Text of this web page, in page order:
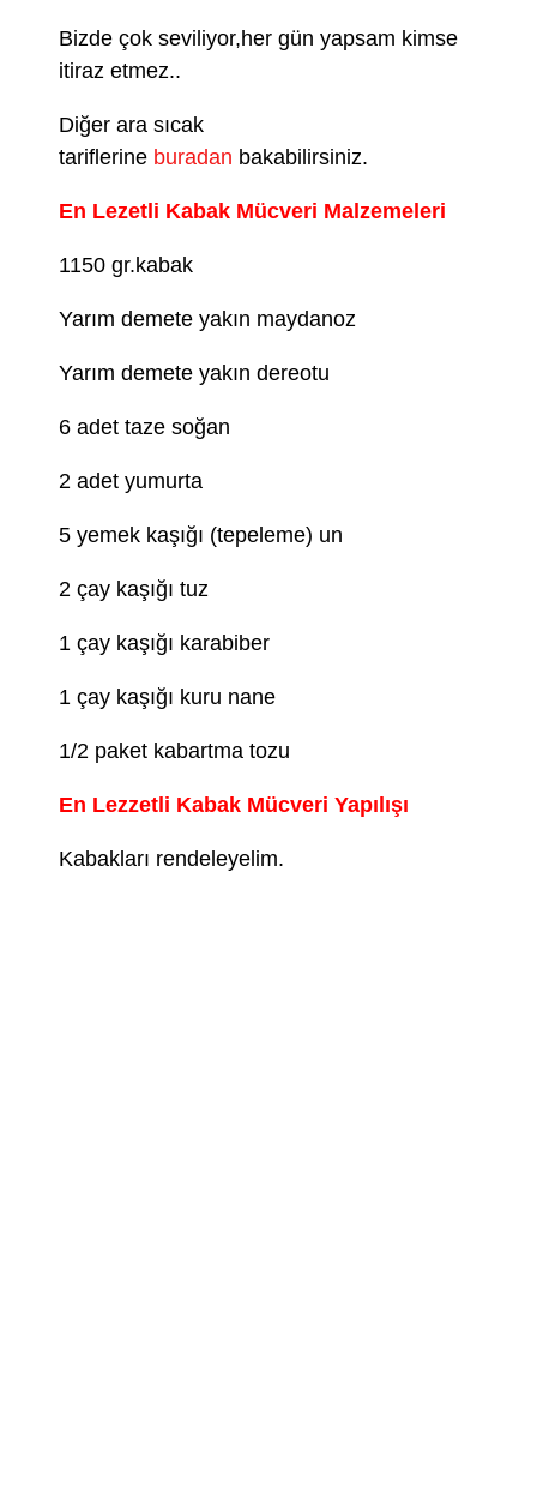
Bizde çok seviliyor,her gün yapsam kimse
itiraz etmez..
Diğer ara sıcak
tariflerine buradan bakabilirsiniz.
En Lezetli Kabak Mücveri Malzemeleri
1150 gr.kabak
Yarım demete yakın maydanoz
Yarım demete yakın dereotu
6 adet taze soğan
2 adet yumurta
5 yemek kaşığı (tepeleme) un
2 çay kaşığı tuz
1 çay kaşığı karabiber
1 çay kaşığı kuru nane
1/2 paket kabartma tozu
En Lezzetli Kabak Mücveri Yapılışı
Kabakları rendeleyelim.